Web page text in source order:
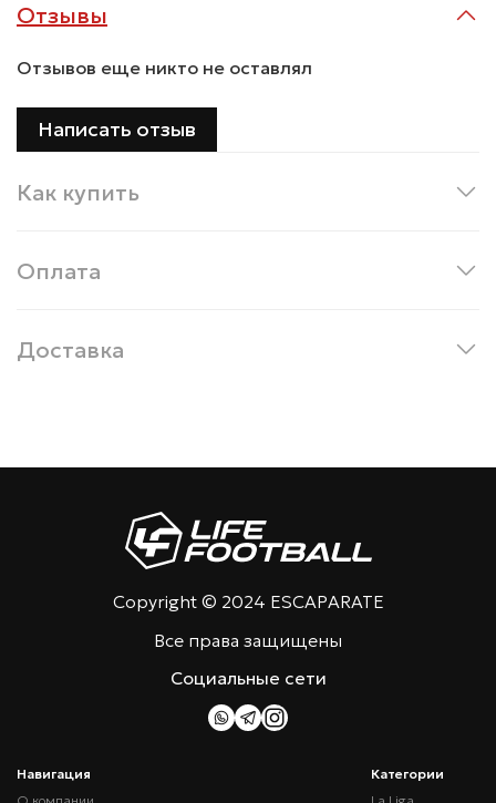
Отзывы
Отзывов еще никто не оставлял
Написать отзыв
Как купить
Оплата
Доставка
Copyright © 2024 ESCAPARATE
Все права защищены
Навигация
Категории
Социальные сети